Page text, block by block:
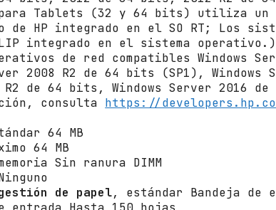
para Tablets (32 y 64 bits) utiliza un
de HP integrado en el SO RT; Los
integrado en el sistema operativo.)
de red compatibles Windows
2008 R2 de 64 bits (SP1), Windows
R2 de 64 bits, Windows Server 2016
consulta https://
64 MB
64 MB
Sin ranura DIMM
de papel, estándar Bandeja de